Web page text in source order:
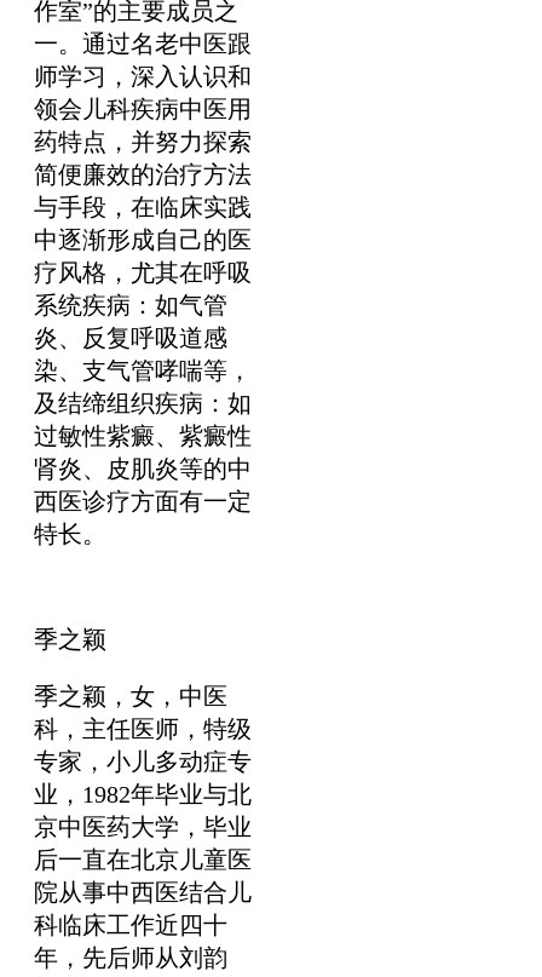
作室”的主要成员之
一。通过名老中医跟
师学习，深入认识和
领会儿科疾病中医用
药特点，并努力探索
简便廉效的治疗方法
与手段，在临床实践
中逐渐形成自己的医
疗风格，尤其在呼吸
系统疾病：如气管
炎、反复呼吸道感
染、支气管哮喘等，
及结缔组织疾病：如
过敏性紫癜、紫癜性
肾炎、皮肌炎等的中
西医诊疗方面有一定
特长。
季之颖
季之颖，女，中医
科，主任医师，特级
专家，小儿多动症专
业，1982年毕业与北
京中医药大学，毕业
后一直在北京儿童医
院从事中西医结合儿
科临床工作近四十
年，先后师从刘韵